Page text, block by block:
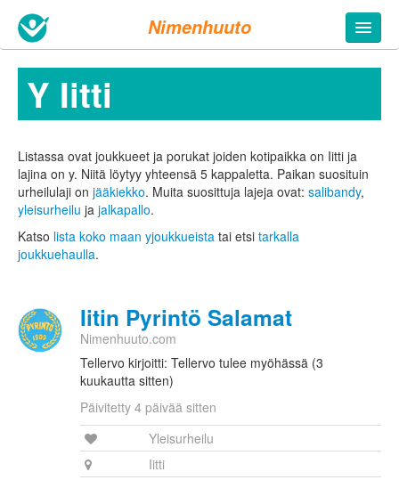
Nimenhuuto
Y Iitti
Listassa ovat joukkueet ja porukat joiden kotipaikka on Iitti ja
lajina on y. Niitä löytyy yhteensä 5 kappaletta. Paikan suosituin
urheilulaji on jääkiekko. Muita suosittuja lajeja ovat: salibandy,
yleisurheilu ja jalkapallo.
Katso lista koko maan yjoukkueista tai etsi tarkalla
joukkuehaulla.
Iitin Pyrintö Salamat
Nimenhuuto.com
Tellervo kirjoitti: Tellervo tulee myöhässä (3
kuukautta sitten)
Päivitetty 4 päivää sitten
Yleisurheilu
Iitti